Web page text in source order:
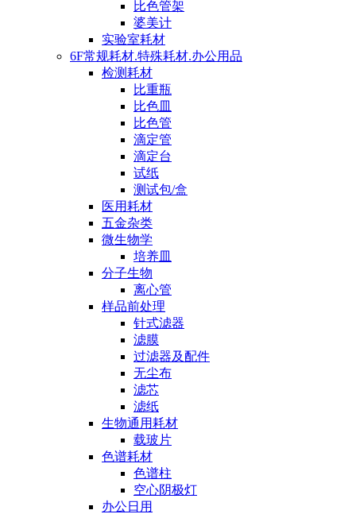
比色管架
婆美计
实验室耗材
6F常规耗材.特殊耗材.办公用品
检测耗材
比重瓶
比色皿
比色管
滴定管
滴定台
试纸
测试包/盒
医用耗材
五金杂类
微生物学
培养皿
分子生物
离心管
样品前处理
针式滤器
滤膜
过滤器及配件
无尘布
滤芯
滤纸
生物通用耗材
载玻片
色谱耗材
色谱柱
空心阴极灯
办公日用